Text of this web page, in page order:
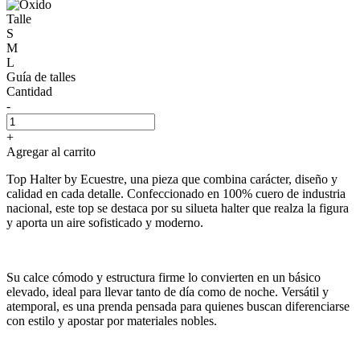
Talle
S
M
L
Guía de talles
Cantidad
-
+
Agregar al carrito
Top Halter by Ecuestre, una pieza que combina carácter, diseño y
calidad en cada detalle. Confeccionado en 100% cuero de industria
nacional, este top se destaca por su silueta halter que realza la figura
y aporta un aire sofisticado y moderno.
Su calce cómodo y estructura firme lo convierten en un básico
elevado, ideal para llevar tanto de día como de noche. Versátil y
atemporal, es una prenda pensada para quienes buscan diferenciarse
con estilo y apostar por materiales nobles.